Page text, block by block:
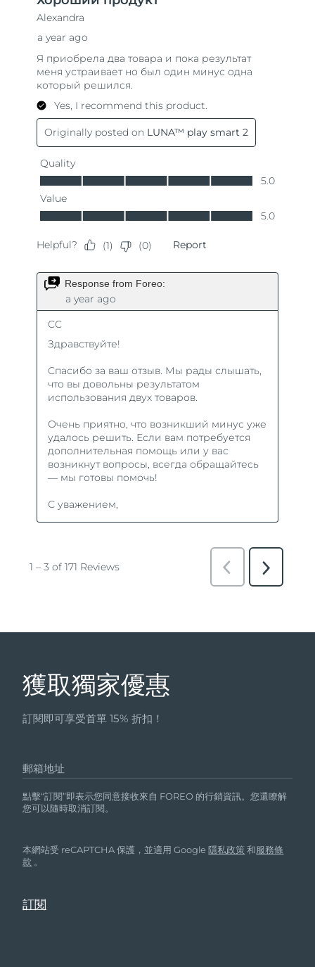
獲取獨家優惠
訂閱即可享受首單 15% 折扣！
郵箱地址
點擊“訂閱”即表示您同意接收來自 FOREO 的行銷資訊。您還瞭解
您可以隨時取消訂閱。
本網站受 reCAPTCHA 保護，並適用 Google隱私政策 和服務條
款 。